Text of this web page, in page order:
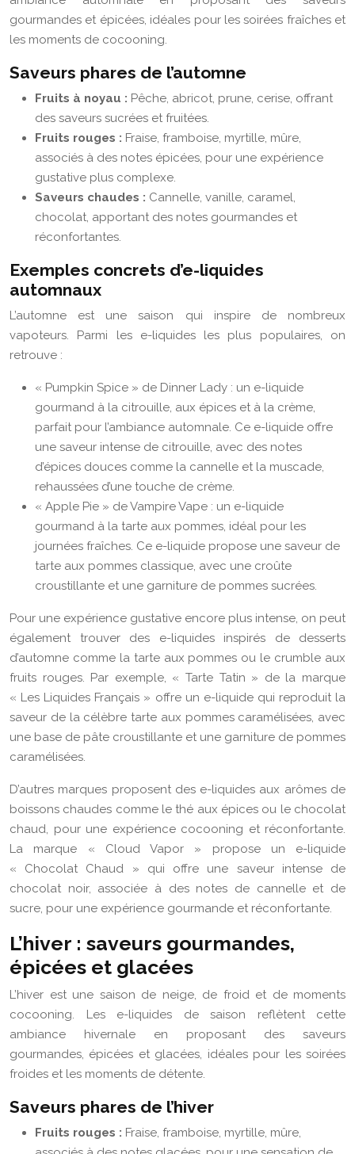
gourmandes et épicées, idéales pour les soirées fraîches et
les moments de cocooning.
Saveurs phares de l’automne
Fruits à noyau : Pêche, abricot, prune, cerise, offrant
des saveurs sucrées et fruitées.
Fruits rouges : Fraise, framboise, myrtille, mûre,
associés à des notes épicées, pour une expérience
gustative plus complexe.
Saveurs chaudes : Cannelle, vanille, caramel,
chocolat, apportant des notes gourmandes et
réconfortantes.
Exemples concrets d’e-liquides
automnaux
L’automne est une saison qui inspire de nombreux
vapoteurs. Parmi les e-liquides les plus populaires, on
retrouve :
« Pumpkin Spice » de Dinner Lady : un e-liquide
gourmand à la citrouille, aux épices et à la crème,
parfait pour l’ambiance automnale. Ce e-liquide offre
une saveur intense de citrouille, avec des notes
d’épices douces comme la cannelle et la muscade,
rehaussées d’une touche de crème.
« Apple Pie » de Vampire Vape : un e-liquide
gourmand à la tarte aux pommes, idéal pour les
journées fraîches. Ce e-liquide propose une saveur de
tarte aux pommes classique, avec une croûte
croustillante et une garniture de pommes sucrées.
Pour une expérience gustative encore plus intense, on peut
également trouver des e-liquides inspirés de desserts
d’automne comme la tarte aux pommes ou le crumble aux
fruits rouges. Par exemple, « Tarte Tatin » de la marque
« Les Liquides Français » offre un e-liquide qui reproduit la
saveur de la célèbre tarte aux pommes caramélisées, avec
une base de pâte croustillante et une garniture de pommes
caramélisées.
D’autres marques proposent des e-liquides aux arômes de
boissons chaudes comme le thé aux épices ou le chocolat
chaud, pour une expérience cocooning et réconfortante.
La marque « Cloud Vapor » propose un e-liquide
« Chocolat Chaud » qui offre une saveur intense de
chocolat noir, associée à des notes de cannelle et de
sucre, pour une expérience gourmande et réconfortante.
L’hiver : saveurs gourmandes,
épicées et glacées
L’hiver est une saison de neige, de froid et de moments
cocooning. Les e-liquides de saison reflètent cette
ambiance hivernale en proposant des saveurs
gourmandes, épicées et glacées, idéales pour les soirées
froides et les moments de détente.
Saveurs phares de l’hiver
Fruits rouges : Fraise, framboise, myrtille, mûre,